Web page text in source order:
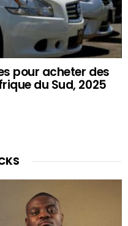
pour acheter des
du Sud, 2025